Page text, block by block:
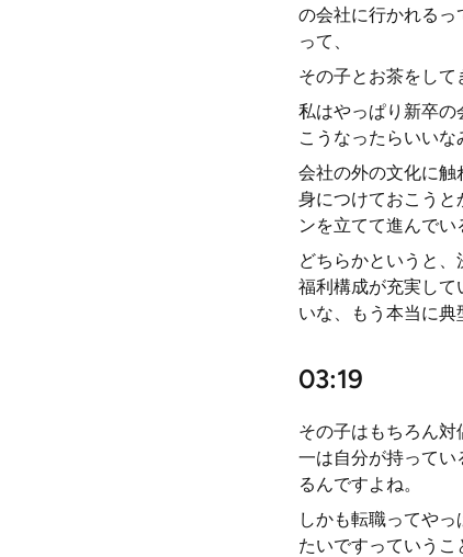
の会社に行かれる
って、
その子とお茶をして
私はやっぱり新卒
こうなったらいいな
会社の外の文化に
身につけておこう
ンを立てて進んでい
どちらかというと
福利構成が充実し
いな、もう本当に典
03:19
その子はもちろん
一は自分が持って
るんですよね。
しかも転職ってや
たいですっていう